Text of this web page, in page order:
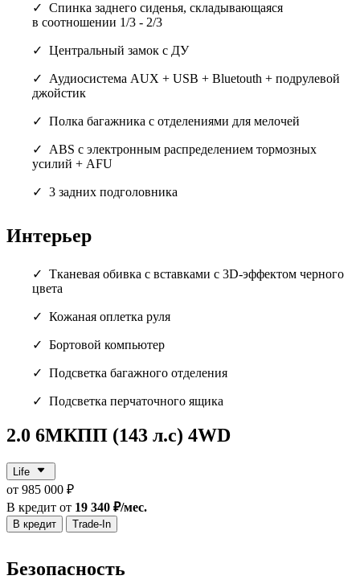
Спинка заднего сиденья, складывающаяся
в соотношении 1/3 - 2/3
Центральный замок с ДУ
Аудиосистема AUX + USB + Bluetouth + подрулевой
джойстик
Полка багажника с отделениями для мелочей
ABS с электронным распределением тормозных
усилий + AFU
3 задних подголовника
Интерьер
Тканевая обивка с вставками с 3D-эффектом черного
цвета
Кожаная оплетка руля
Бортовой компьютер
Подсветка багажного отделения
Подсветка перчаточного ящика
2.0 6МКПП (143 л.с) 4WD
Life
от 985 000 ₽
В кредит от 19 340 ₽/мес.
В кредит Trade-In
Безопасность